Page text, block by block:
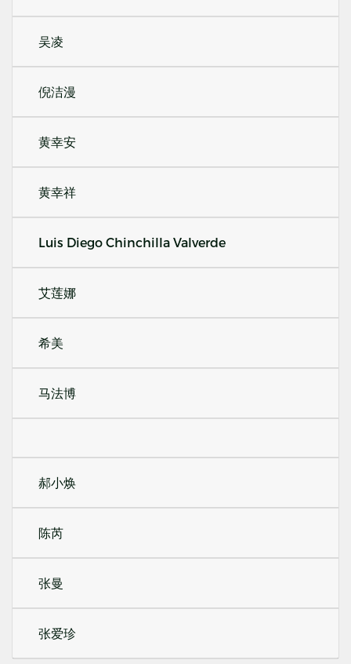
吴凌
倪洁漫
黄幸安
黄幸祥
Luis Diego Chinchilla Valverde
艾莲娜
希美
马法博
郝小焕
陈芮
张曼
张爱珍